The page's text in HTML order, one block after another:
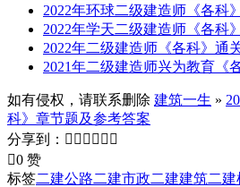
2022年环球二级建造师《各科
2022年学天二级建造师《各科
2022年二级建造师《各科》通
2021年二级建造师兴为教育《
如有侵权，请联系删除 建筑一生 »
科》章节题及参考答案
分享到：      
0 赞
标签二建公路二建市政二建建筑二